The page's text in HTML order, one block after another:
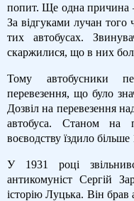
попит. Ще одна причина
За відгуками лучан того
тих автобусах.
скаржилися, що в них
Тому автобусники
перевезення, що було
Дозвіл на перевезення
автобуса. Станом на
воєводству їздило більше
У 1931 році
антикомуніст Сергій
історію Луцька. Він брав